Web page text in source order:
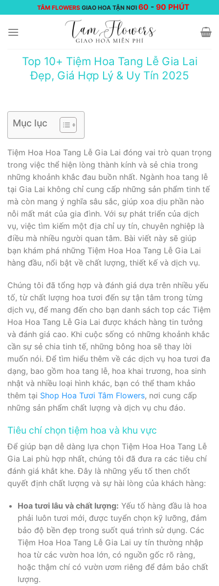
đến
nội
TÂM FLOWERS GIAO HOA TẬN NƠI 60 -90 PHÚT
Top 10+ Tiệm Hoa Tang Lễ Gia Lai
Đẹp, Giá Hợp Lý & Uy Tín 2025
Mục lục
Tiệm Hoa Hoa Tang Lễ Gia Lai đóng vai trò quan trọng
trong việc thể hiện lòng thành kính và sẻ chia trong
những khoảnh khắc đau buồn nhất. Ngành hoa tang lễ
tại Gia Lai không chỉ cung cấp những sản phẩm tinh tế
mà còn mang ý nghĩa sâu sắc, giúp xoa dịu phần nào
nỗi mất mát của gia đình. Với sự phát triển của dịch
vụ, việc tìm kiếm một địa chỉ uy tín, chuyên nghiệp là
điều mà nhiều người quan tâm. Bài viết này sẽ giúp
bạn khám phá những Tiệm Hoa Hoa Tang Lễ Gia Lai
hàng đầu, nổi bật về chất lượng, thiết kế và dịch vụ.
Chúng tôi đã tổng hợp và đánh giá dựa trên nhiều yếu
tố, từ chất lượng hoa tươi đến sự tận tâm trong từng
dịch vụ, để mang đến cho bạn danh sách top các Tiệm
Hoa Hoa Tang Lễ Gia Lai được khách hàng tin tưởng
và đánh giá cao. Khi cuộc sống có những khoảnh khắc
cần sự sẻ chia tinh tế, những bông hoa sẽ thay lời
muốn nói. Để tìm hiểu thêm về các dịch vụ hoa tươi đa
dạng, bao gồm hoa tang lễ, hoa khai trương, hoa sinh
nhật và nhiều loại hình khác, bạn có thể tham khảo
thêm tại Shop Hoa Tươi Tâm Flowers, nơi cung cấp
những sản phẩm chất lượng và dịch vụ chu đáo.
Tiêu chí chọn tiệm hoa và khu vực
Để giúp bạn dễ dàng lựa chọn Tiệm Hoa Hoa Tang Lễ
Gia Lai phù hợp nhất, chúng tôi đã đưa ra các tiêu chí
đánh giá khắt khe. Đây là những yếu tố then chốt
quyết định chất lượng và sự hài lòng của khách hàng:
Hoa tươi lâu và chất lượng: Yếu tố hàng đầu là hoa
phải luôn tươi mới, được tuyển chọn kỹ lưỡng, đảm
bảo độ bền đẹp trong suốt quá trình sử dụng. Các
Tiệm Hoa Hoa Tang Lễ Gia Lai uy tín thường nhập
hoa từ các vườn hoa lớn, có nguồn gốc rõ ràng,
hoặc thậm chí có vườn ươm riêng để đảm bảo chất
lượng.